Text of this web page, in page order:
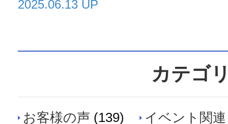
2025.06.13 UP
カテゴ
お客様の声 (139) イベント関連